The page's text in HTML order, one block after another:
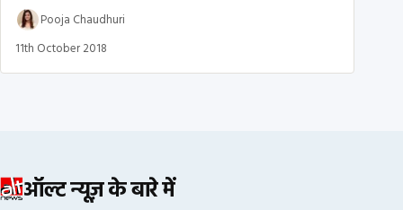
Pooja Chaudhuri
11th October 2018
ऑल्ट न्यूज़ के बारे में